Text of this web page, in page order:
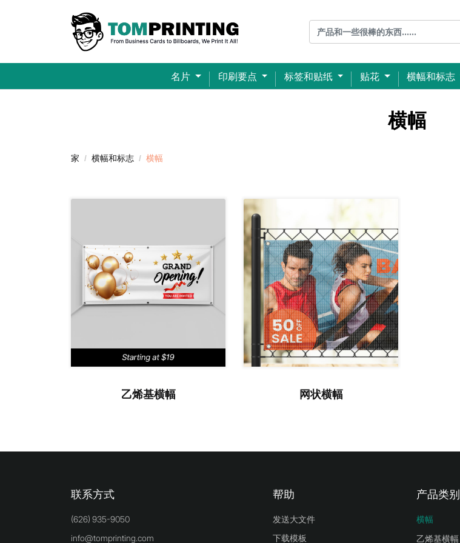
名片 印刷要点 标签和贴纸 贴花 横幅和标志
横幅
家 横幅和标志 横幅
乙烯基横幅 网状横幅
查看详细信息 网状横幅
联系方式
(626) 935-9050
info@tomprinting.com
帮助
发送大文件
下载模板
产品类别
横幅
乙烯基横幅